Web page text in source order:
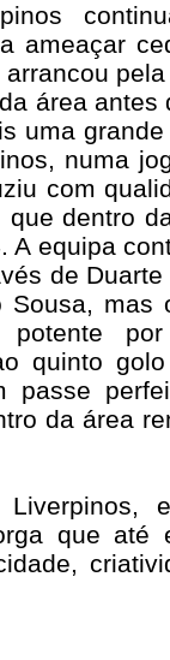
ameaçar
arrancou
área
uma
numa
com
dentro
A equipa
de
Sousa,
potente
quinto
passe
da área
que